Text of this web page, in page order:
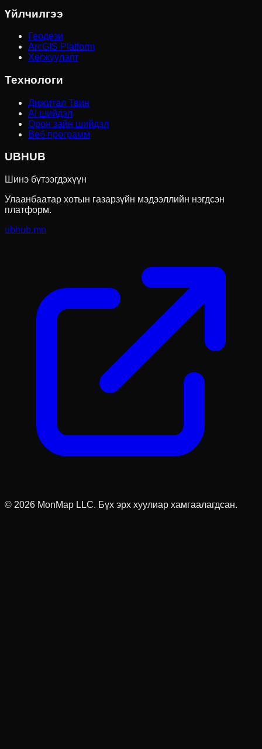
Үйлчилгээ
Геодези
ArcGIS Platform
Хөгжүүлэлт
Технологи
Дижитал Твин
AI шийдэл
Орон зайн шийдэл
Веб программ
UBHUB
Шинэ бүтээгдэхүүн
Улаанбаатар хотын газарзүйн мэдээллийн нэгдсэн
платформ.
ubhub.mn
© 2026 MonMap LLC. Бүх эрх хуулиар хамгаалагдсан.